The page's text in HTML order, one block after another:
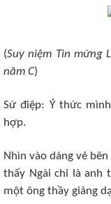
(Suy niệm Tin mừng
năm C)
Sứ điệp: Ý thức
hợp.
Nhìn vào dáng vẻ
thấy Ngài chỉ là anh
một ông thầy giảng